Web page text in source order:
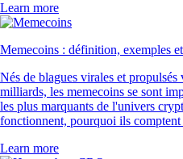
Learn more
Memecoins : définition, exemples
Nés de blagues virales et
milliards, les memecoins se sont
les plus marquants de l'univers
fonctionnent, pourquoi ils
Learn more